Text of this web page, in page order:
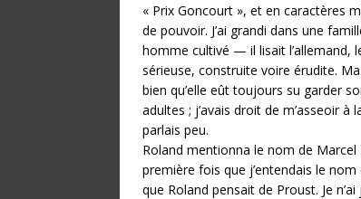
« Prix Goncourt », et en caractères
de pouvoir. J’ai grandi dans une
homme cultivé — il lisait l’allemand,
sérieuse, construite voire érudite.
bien qu’elle eût toujours su garder
adultes ; j’avais droit de m’asseoir à
parlais peu.
Roland mentionna le nom de
première fois que j’entendais le
que Roland pensait de Proust. Je